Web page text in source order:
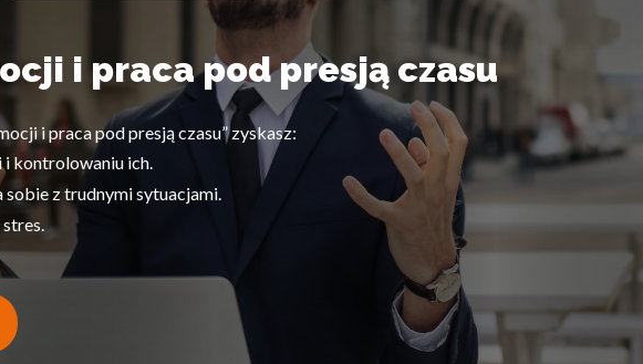
i praca pod presją czasu
i praca pod presją czasu” zyskasz:
i kontrolowaniu ich.
z trudnymi sytuacjami.